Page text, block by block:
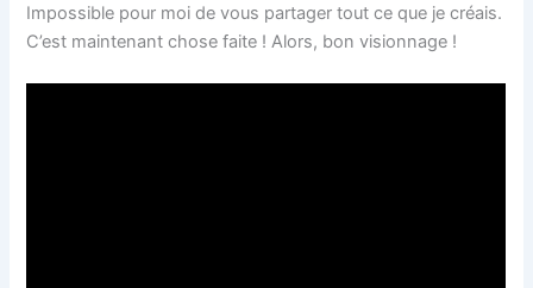
Impossible pour moi de vous partager tout ce que je créais.
C’est maintenant chose faite ! Alors, bon visionnage !